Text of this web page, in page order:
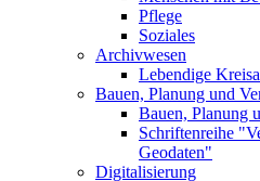
Pflege
Soziales
Archivwesen
Lebendige
Bauen, Planung und
Bauen, Planung
Schriftenreihe
Geodaten"
Digitalisierung